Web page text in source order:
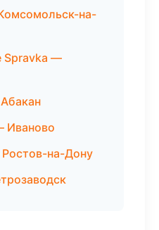
на-
Spravka —
Иваново
на-Дону